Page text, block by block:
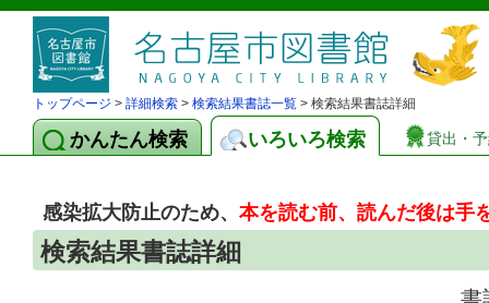
トップページ > 詳細検索 > 検索結果書誌一覧 > 検索結果書誌詳細
かんたん検索 いろいろ検索 貸出・
感染拡大防止のため、本を読む前、読んだ後は手
検索結果書誌詳細